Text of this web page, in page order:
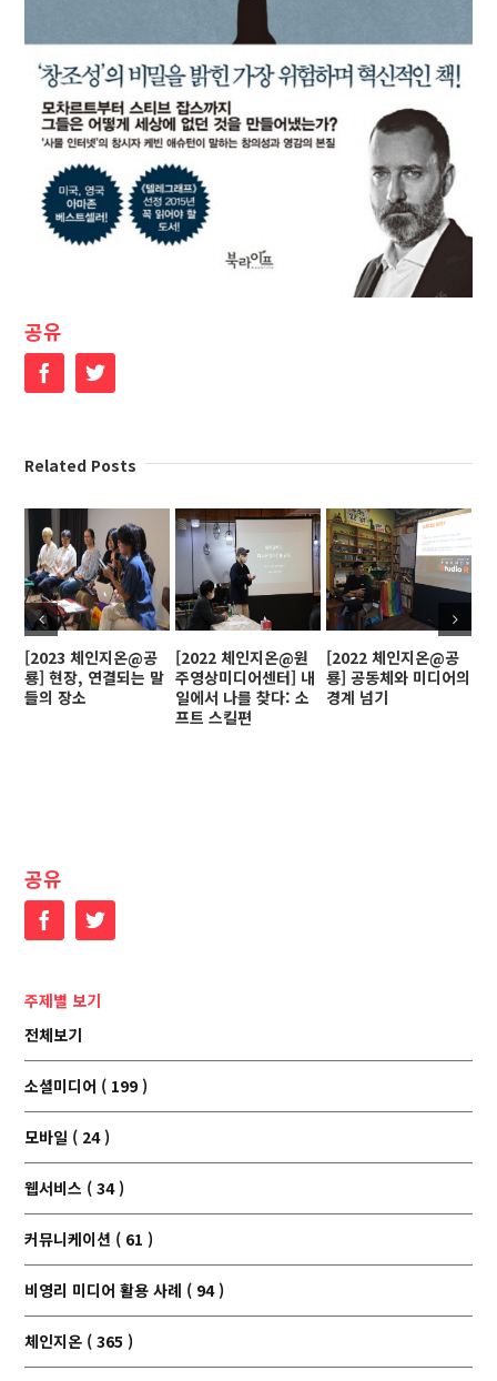
공유
FacebookTwitter
Related Posts
[2023 체인지온@공
룡] 현장, 연결되는 말
들의 장소
[2022 체인지온@원
주영상미디어센터] 내
일에서 나를 찾다: 소
프트 스킬편
[2022 체인지온@공
룡] 공동체와 미디어의
경계 넘기
공유
FacebookTwitter
주제별 보기
전체보기
소셜미디어 ( 199 )
모바일 ( 24 )
웹서비스 ( 34 )
커뮤니케이션 ( 61 )
비영리 미디어 활용 사례 ( 94 )
체인지온 ( 365 )